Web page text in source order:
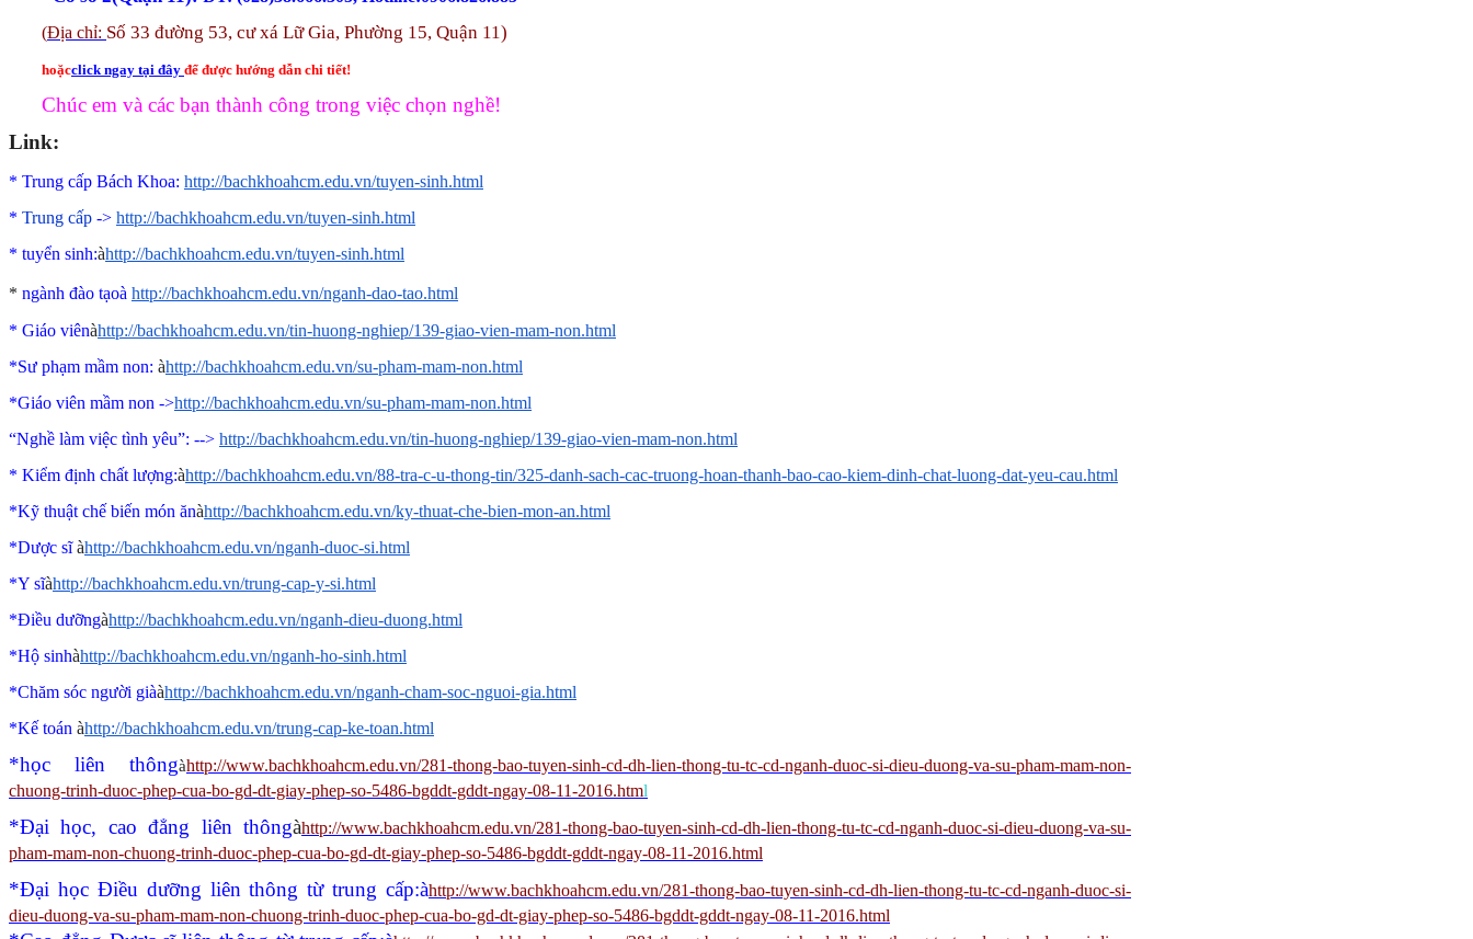
(Địa chỉ: Số 33 đường 53, cư xá Lữ Gia, Phường 15, Quận 11)
hoặcclick ngay tại đây để được hướng dẫn chi tiết!
Chúc em và các bạn thành công trong việc chọn nghề!
Link:
* Trung cấp Bách Khoa: http://bachkhoahcm.edu.vn/tuyen-sinh.html
* Trung cấp -> http://bachkhoahcm.edu.vn/tuyen-sinh.html
* tuyển sinh:àhttp://bachkhoahcm.edu.vn/tuyen-sinh.html
* ngành đào tạoà http://bachkhoahcm.edu.vn/nganh-dao-tao.html
* Giáo viênàhttp://bachkhoahcm.edu.vn/tin-huong-nghiep/139-giao-vien-mam-non.html
*Sư phạm mầm non: àhttp://bachkhoahcm.edu.vn/su-pham-mam-non.html
*Giáo viên mầm non ->http://bachkhoahcm.edu.vn/su-pham-mam-non.html
“Nghề làm việc tình yêu”: --> http://bachkhoahcm.edu.vn/tin-huong-nghiep/139-giao-vien-mam-non.html
* Kiểm định chất lượng:àhttp://bachkhoahcm.edu.vn/88-tra-c-u-thong-tin/325-danh-sach-cac-truong-hoan-thanh-bao-cao-kiem-dinh-chat-luong-dat-yeu-cau.html
*Kỹ thuật chế biến món ănàhttp://bachkhoahcm.edu.vn/ky-thuat-che-bien-mon-an.html
*Dược sĩàhttp://bachkhoahcm.edu.vn/nganh-duoc-si.html
*Y sĩàhttp://bachkhoahcm.edu.vn/trung-cap-y-si.html
*Điều dưỡngàhttp://bachkhoahcm.edu.vn/nganh-dieu-duong.html
*Hộ sinhàhttp://bachkhoahcm.edu.vn/nganh-ho-sinh.html
*Chăm sóc người giààhttp://bachkhoahcm.edu.vn/nganh-cham-soc-nguoi-gia.html
*Kế toán àhttp://bachkhoahcm.edu.vn/trung-cap-ke-toan.html
*học liên thôngàhttp://www.bachkhoahcm.edu.vn/281-thong-bao-tuyen-sinh-cd-dh-lien-thong-tu-tc-cd-nganh-duoc-si-dieu-duong-va-su-pham-mam-non-
chuong-trinh-duoc-phep-cua-bo-gd-dt-giay-phep-so-5486-bgddt-gddt-ngay-08-11-2016.html
*Đại học, cao đẳng liên thôngàhttp://www.bachkhoahcm.edu.vn/281-thong-bao-tuyen-sinh-cd-dh-lien-thong-tu-tc-cd-nganh-duoc-si-dieu-duong-va-su-
pham-mam-non-chuong-trinh-duoc-phep-cua-bo-gd-dt-giay-phep-so-5486-bgddt-gddt-ngay-08-11-2016.html
*Đại học Điều dưỡng liên thông từ trung cấp:àhttp://www.bachkhoahcm.edu.vn/281-thong-bao-tuyen-sinh-cd-dh-lien-thong-tu-tc-cd-nganh-duoc-si-
dieu-duong-va-su-pham-mam-non-chuong-trinh-duoc-phep-cua-bo-gd-dt-giay-phep-so-5486-bgddt-gddt-ngay-08-11-2016.html